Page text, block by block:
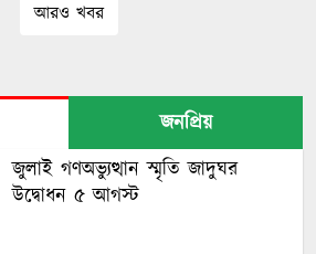
আরও খবর
জনপ্রিয়
জুলাই গণঅভ্যুত্থান স্মৃতি জাদুঘর
উদ্বোধন ৫ আগস্ট